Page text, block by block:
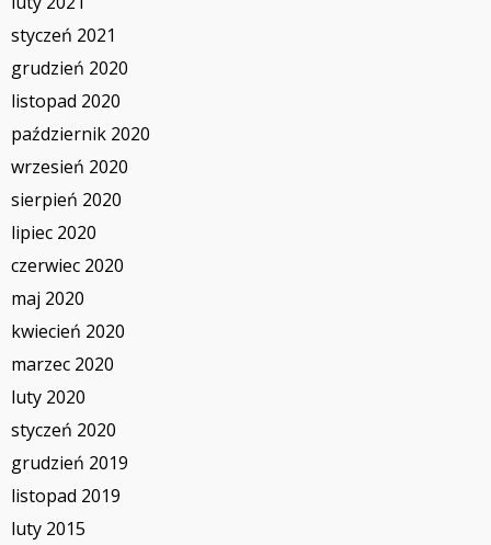
styczeń 2021
grudzień 2020
listopad 2020
październik 2020
wrzesień 2020
sierpień 2020
lipiec 2020
czerwiec 2020
maj 2020
kwiecień 2020
marzec 2020
luty 2020
styczeń 2020
grudzień 2019
listopad 2019
luty 2015